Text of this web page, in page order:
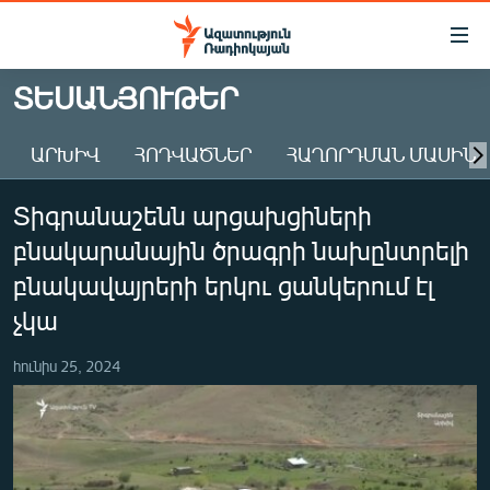
Մատչելիության
Անցնել
հիմնական
Անցնել
հիմնական
մենյուին
Որոնում
ԱԶԱՏՈՒԹՅՈՒՆ TV
ՀԱՅԱՍՏԱՆ
ԸՆՏՐՈՒԹՅՈՒՆՆԵՐ 2026
ԻՐԱՎՈՒՆՔ
ՀԱՍԱՐԱԿՈՒԹՅՈՒՆ
ՂԱՐԱԲԱՂ
ՊԱՏԵՐԱԶՄԻ 6 ՇԱԲԱԹՆԵՐԸ
ՏԱՐԱԾԱՇՐՋԱՆ
ՏԵՍԱՆՅՈՒԹԵՐ
ԱՐԽԻՎ ՀՈԴՎԱԾՆԵՐ ՀԱՂՈՐԴՄԱՆ ՄԱՍԻՆ
Տիգրանաշենն արցախցիների
բնակարանային ծրագրի նախընտրելի
բնակավայրերի երկու ցանկերում էլ
չկա
հունիս 25, 2024